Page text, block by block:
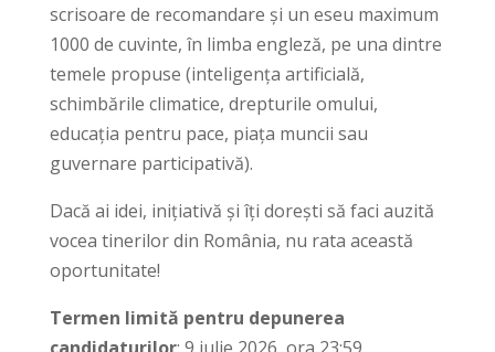
scrisoare de recomandare și un eseu maximum
1000 de cuvinte, în limba engleză, pe una dintre
temele propuse (inteligența artificială,
schimbările climatice, drepturile omului,
educația pentru pace, piața muncii sau
guvernare participativă).
Dacă ai idei, inițiativă și îți dorești să faci auzită
vocea tinerilor din România, nu rata această
oportunitate!
Termen limită pentru depunerea